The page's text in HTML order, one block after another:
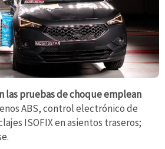
las pruebas de choque emplean
ABS, control electrónico de
ISOFIX en asientos traseros;